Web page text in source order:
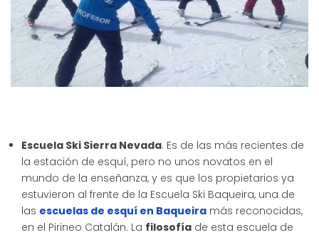
Escuela Ski Sierra Nevada. Es de las más recientes de
la estación de esquí, pero no unos novatos en el
mundo de la enseñanza, y es que los propietarios ya
estuvieron al frente de la Escuela Ski Baqueira, una de
las escuelas de esquí en Baqueira más reconocidas,
en el Pirineo Catalán. La filosofía de esta escuela de